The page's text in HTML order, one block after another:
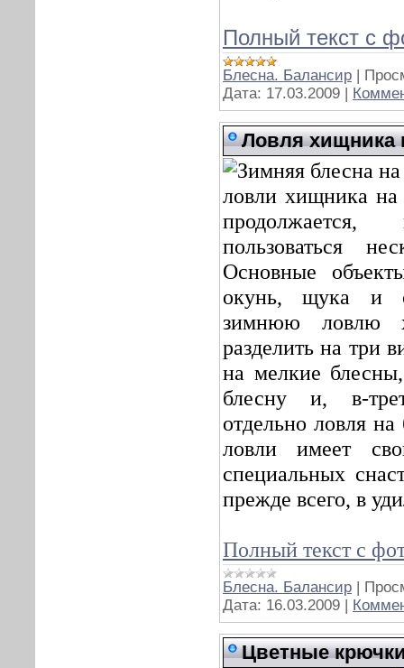
Полный текст с
Блесна. Балансир |
Дата: 17.03.2009 |
Ловля хищника
ловли хищника на
пользоваться
Основные
окунь, щука и
зимнюю ловлю
разделить на три
на мелкие
блесну и, в-
отдельно ловля
ловли имеет
специальных
прежде всего, в
Полный текст с
Блесна. Балансир |
Дата: 16.03.2009 |
Цветные